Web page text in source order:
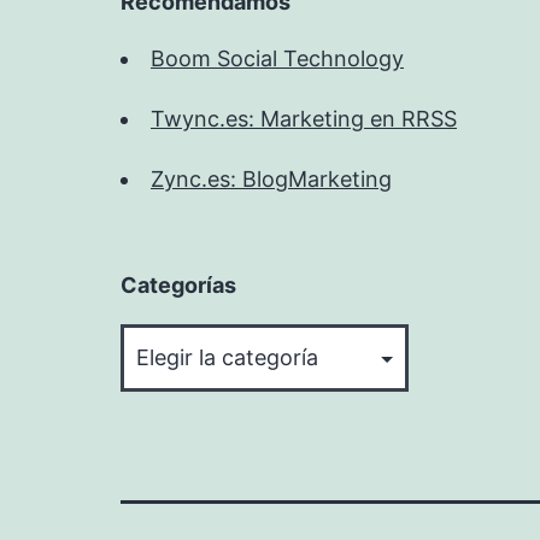
Boom Social Technology
Twync.es: Marketing en RRSS
Zync.es: BlogMarketing
Categorías